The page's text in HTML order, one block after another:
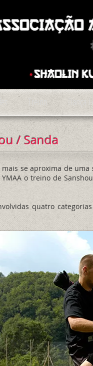
Treino Dança
/ Sanda
se aproxima de uma
o treino de
quatro